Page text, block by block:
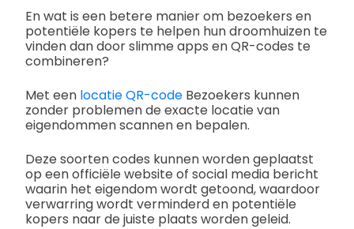
En wat is een betere manier om bezoekers en
potentiële kopers te helpen hun droomhuizen te
vinden dan door slimme apps en QR-codes te
combineren?
Met een locatie QR-code Bezoekers kunnen
zonder problemen de exacte locatie van
eigendommen scannen en bepalen.
Deze soorten codes kunnen worden geplaatst
op een officiële website of social media bericht
waarin het eigendom wordt getoond, waardoor
verwarring wordt verminderd en potentiële
kopers naar de juiste plaats worden geleid.